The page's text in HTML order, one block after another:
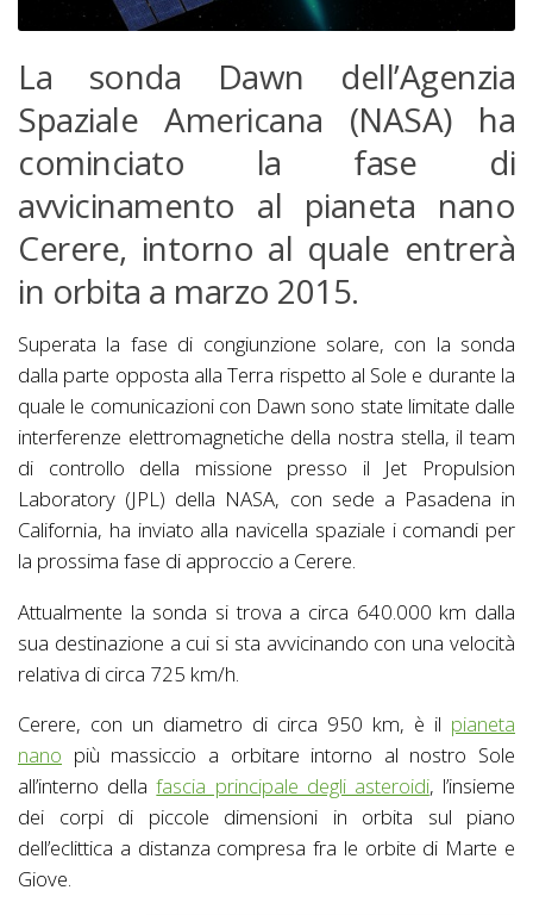
La sonda Dawn dell’Agenzia
Spaziale Americana (NASA) ha
cominciato la fase di
avvicinamento al pianeta nano
Cerere, intorno al quale entrerà
in orbita a marzo 2015.
Superata la fase di congiunzione solare, con la sonda
dalla parte opposta alla Terra rispetto al Sole e durante la
quale le comunicazioni con Dawn sono state limitate dalle
interferenze elettromagnetiche della nostra stella, il team
di controllo della missione presso il Jet Propulsion
Laboratory (JPL) della NASA, con sede a Pasadena in
California, ha inviato alla navicella spaziale i comandi per
la prossima fase di approccio a Cerere.
Attualmente la sonda si trova a circa 640.000 km dalla
sua destinazione a cui si sta avvicinando con una velocità
relativa di circa 725 km/h.
Cerere, con un diametro di circa 950 km, è il pianeta
nano più massiccio a orbitare intorno al nostro Sole
all’interno dellafascia principale degli asteroidi, l’insieme
dei corpi di piccole dimensioni in orbita sul piano
dell’eclittica a distanza compresa fra le orbite di Marte e
Giove.